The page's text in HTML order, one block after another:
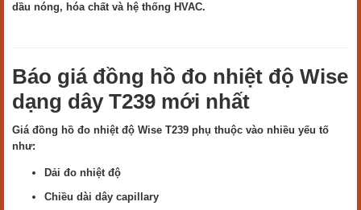
dầu nóng, hóa chất và hệ thống HVAC.
Báo giá đồng hồ đo nhiệt độ Wise
dạng dây T239 mới nhất
Giá đồng hồ đo nhiệt độ Wise T239 phụ thuộc vào nhiều yếu tố
như:
Dải đo nhiệt độ
Chiều dài dây capillary